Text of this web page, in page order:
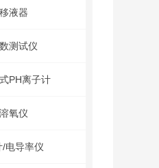
液器
测试仪
PH离子计
氧仪
/电导率仪